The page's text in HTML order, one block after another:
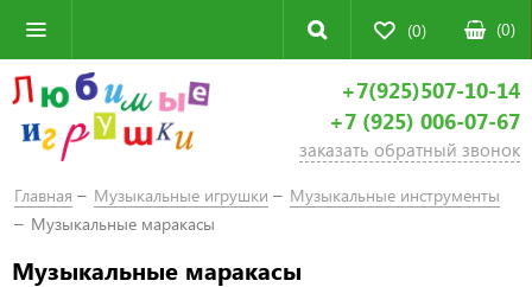
(0) (0)
+7(925)507-10-14
+7 (925) 006-07-67
заказать обратный звонок
Главная Музыкальные игрушки
Музыкальные инструменты
Музыкальные маракасы
Музыкальные маракасы